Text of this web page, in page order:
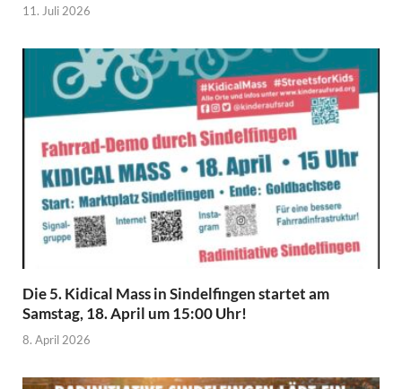
11. Juli 2026
Die 5. Kidical Mass in Sindelfingen startet am
Samstag, 18. April um 15:00 Uhr!
8. April 2026